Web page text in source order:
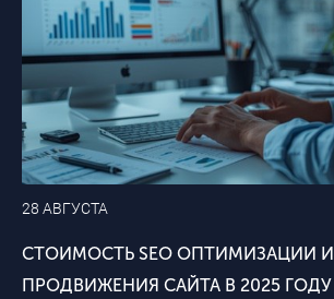
28 АВГУСТА
СТОИМОСТЬ SEO ОПТИМИЗАЦИИ И
ПРОДВИЖЕНИЯ САЙТА В 2025 ГОДУ